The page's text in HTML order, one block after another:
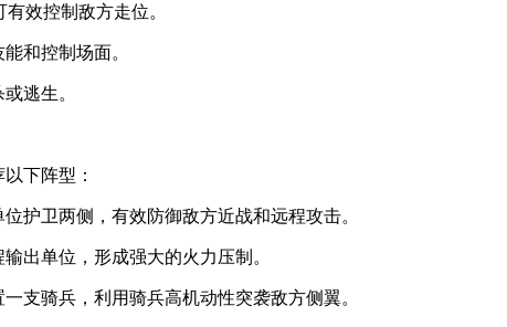
效控制敌方走位。
和控制场面。
逃生。
下阵型：
护卫两侧，有效防御敌方近战和远程攻击。
出单位，形成强大的火力压制。
支骑兵，利用骑兵高机动性突袭敌方侧翼。